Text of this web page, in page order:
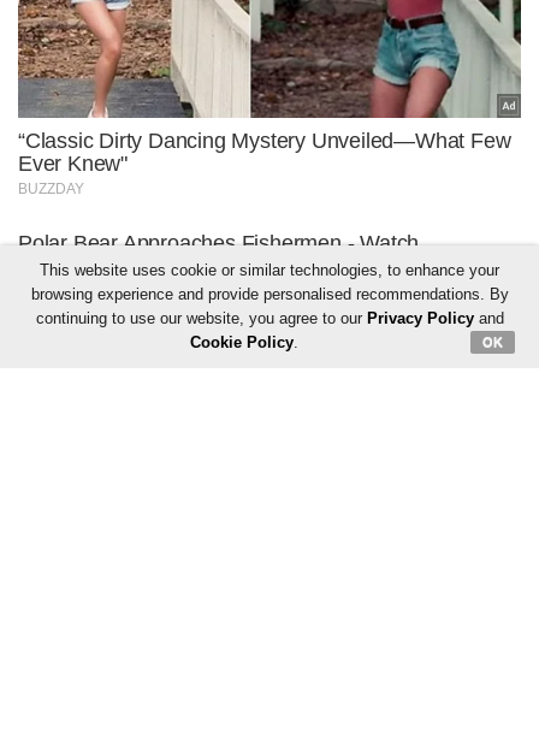
This website uses cookie or similar technologies, to enhance your
browsing experience and provide personalised recommendations. By
continuing to use our website, you agree to our Privacy Policyand
Cookie Policy. OK